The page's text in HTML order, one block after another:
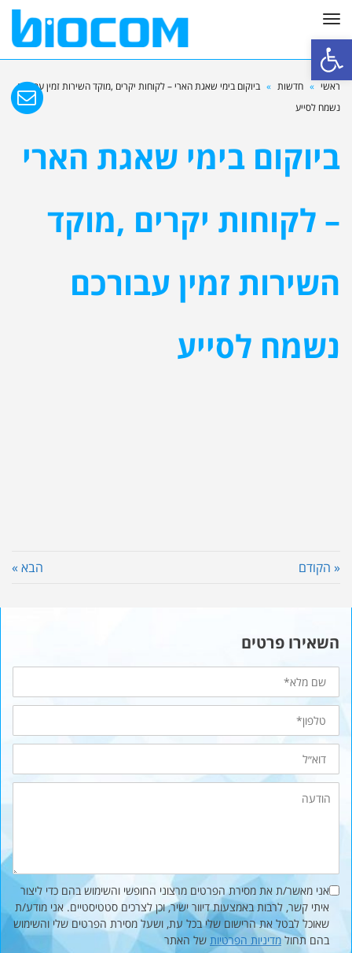
פתח סרגל נגישות
תפריט
ראשי » חדשות » ביוקום בימי שאגת הארי – לקוחות יקרים ,מוקד השירות זמין עבורכם
נשמח לסייע
ביוקום בימי שאגת הארי
– לקוחות יקרים ,מוקד
השירות זמין עבורכם
נשמח לסייע
« הקודם הבא »
השאירו פרטים
שם
מלא
טלפון*
דוא״ל
הודעה
אני מאשר/ת את מסירת הפרטים מרצוני החופשי והשימוש בהם כדי ליצור
איתי קשר, לרבות באמצעות דיוור ישיר, וכן לצרכים סטטיסטיים. אני מודע/ת
שאוכל לבטל את הרישום שלי בכל עת, ושעל מסירת הפרטים שלי והשימוש
בהם תחול מדיניות הפרטיות של האתר